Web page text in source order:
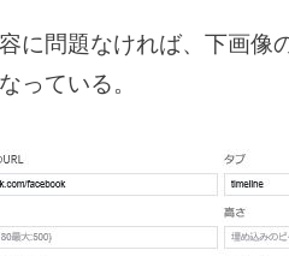
に問題なければ、下画像
っている。